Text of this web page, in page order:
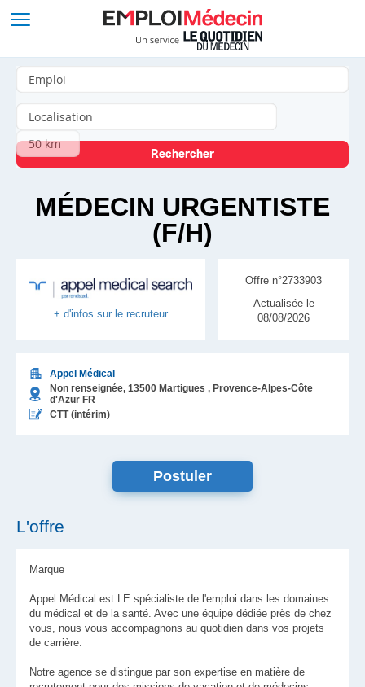
MÉDECIN URGENTISTE
(F/H)
+ d'infos sur le recruteur
Appel Médical
Non renseignée, 13500 Martigues , Provence-Alpes-Côte
d'Azur FR
CTT (intérim)
Offre n°2733903
Actualisée le
08/08/2026
L'offre
Marque
Appel Médical est LE spécialiste de l'emploi dans les domaines
du médical et de la santé. Avec une équipe dédiée près de chez
vous, nous vous accompagnons au quotidien dans vos projets
de carrière.
Notre agence se distingue par son expertise en matière de